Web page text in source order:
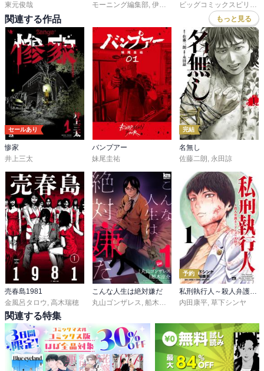
東元俊哉
モーニング編集部, 伊咲智太 ,オオイシヒロト, 森高夕
ビッグコミックスピリッツ編集部
関連する作品 もっと見る
セールあり
惨家
井上三太
バンプアー
妹尾圭祐
完結
名無し
佐藤二朗 永田諒
売春島1981
金風呂タロウ, 高木瑞穂
こんな人生は絶対嫌だ
丸山ゴンザレス, 船木涼介
予約
私刑執行人～殺人弁護士とテミスの天秤～【電子単行本】
内田康平, 草下シンヤ
関連する特集